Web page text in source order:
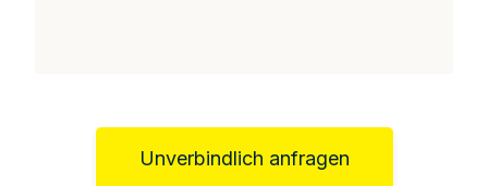
Unverbindlich anfragen